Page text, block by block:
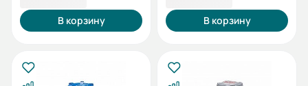
В корзину В корзину